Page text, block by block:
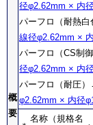
概
要
径φ2.62mm × 内
パーフロ（耐熱
線径φ2.62mm ×
パーフロ（CS制
径φ2.62mm × 内
パーフロ（耐圧
φ2.62mm × 内径
名称（規格名